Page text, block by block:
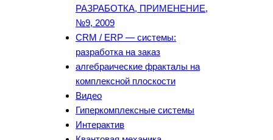
РАЗРАБОТКА, ПРИМЕНЕНИЕ,
№9, 2009
CRM / ERP — системы:
разработка на заказ
алгебраические фракталы на
комплексной плоскости
Видео
Гиперкомплексные системы
Интерактив